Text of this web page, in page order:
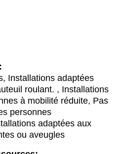
Installations adaptées
roulant. , Installations
à mobilité réduite, Pas
personnes
adaptées aux
ou aveugles